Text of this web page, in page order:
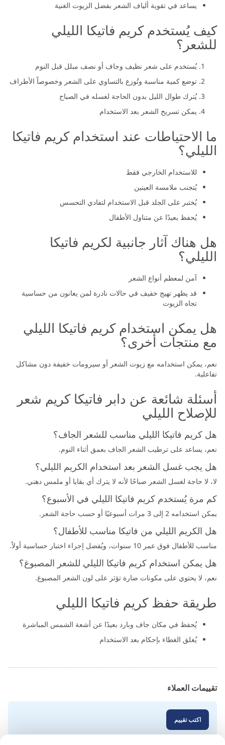
يساعد في تقوية ألياف الشعر بفضل الزيوت الغنية
كيف يُستخدم كريم فاتيكا الليلي
للشعر؟
يُستخدم على شعر نظيف وجاف أو نصف مبلل قبل النوم
توضع كمية مناسبة وتُوزع بالتساوي على الشعر وخصوصاً الأطراف
يُترك طوال الليل بدون الحاجة لغسله في الصباح
يمكن تسريح الشعر بعد الاستخدام
ما الاحتياطات عند استخدام كريم فاتيكا
الليلي؟
للاستخدام الخارجي فقط
يُتجنب ملامسة العينين
يُختبر على الجلد قبل الاستخدام لتفادي التحسس
يُحفظ بعيدًا عن متناول الأطفال
هل هناك آثار جانبية لكريم فاتيكا
الليلي؟
آمن لمعظم أنواع الشعر
قد يظهر تهيج خفيف في حالات نادرة لمن يعانون من حساسية
تجاه الزيوت
هل يمكن استخدام كريم فاتيكا الليلي
مع منتجات أخرى؟
نعم، يمكن استخدامه مع زيوت الشعر أو سيرومات خفيفة دون مشاكل
تفاعلية.
أسئلة شائعة عن دابر فاتيكا كريم شعر
للإصلاح الليلي
هل كريم فاتيكا الليلي مناسب للشعر الجاف؟
نعم، يساعد على ترطيب الشعر الجاف بعمق أثناء النوم.
هل يجب غسل الشعر بعد استخدام الكريم الليلي؟
لا، لا حاجة لغسل الشعر صباحًا لأنه لا يترك أي بقايا أو ملمس دهني.
كم مرة يُستخدم كريم فاتيكا الليلي في الأسبوع؟
يمكن استخدامه 2 إلى 3 مرات أسبوعيًا أو حسب حاجة الشعر.
هل الكريم الليلي من فاتيكا مناسب للأطفال؟
مناسب للأطفال فوق عمر 10 سنوات، ويُفضل إجراء اختبار حساسية أولاً.
هل يمكن استخدام كريم فاتيكا الليلي للشعر المصبوغ؟
نعم، لا يحتوي على مكونات ضارة تؤثر على لون الشعر المصبوغ.
طريقة حفظ كريم فاتيكا الليلي
يُحفظ في مكان جاف وبارد بعيدًا عن أشعة الشمس المباشرة
يُغلق الغطاء بإحكام بعد الاستخدام
تقييمات العملاء
اكتب تقييم